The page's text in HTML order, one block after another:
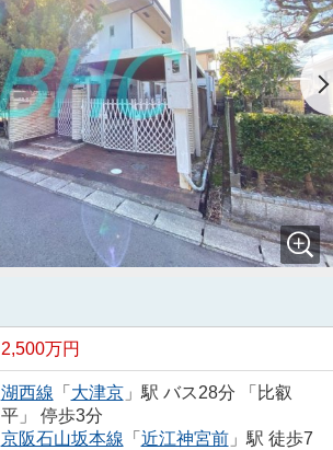
2,500万円
湖西線 「 大津京」駅 バス28分 「比叡
平」 停歩3分
京阪石山坂本線 「 近江神宮前」駅 徒歩7